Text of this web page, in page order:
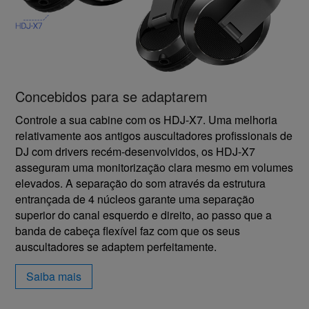
Concebidos para se adaptarem
Controle a sua cabine com os HDJ-X7. Uma melhoria
relativamente aos antigos auscultadores profissionais de
DJ com drivers recém-desenvolvidos, os HDJ-X7
asseguram uma monitorização clara mesmo em volumes
elevados. A separação do som através da estrutura
entrançada de 4 núcleos garante uma separação
superior do canal esquerdo e direito, ao passo que a
banda de cabeça flexível faz com que os seus
auscultadores se adaptem perfeitamente.
Saiba mais